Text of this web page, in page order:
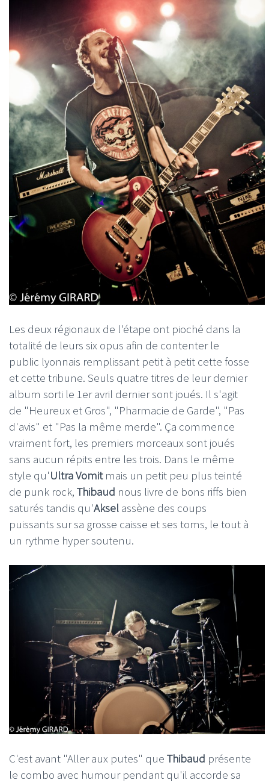
Les deux régionaux de l'étape ont pioché dans la
totalité de leurs six opus afin de contenter le
public lyonnais remplissant petit à petit cette fosse
et cette tribune. Seuls quatre titres de leur dernier
album sorti le 1er avril dernier sont joués. Il s'agit
de "Heureux et Gros", "Pharmacie de Garde", "Pas
d'avis" et "Pas la même merde". Ça commence
vraiment fort, les premiers morceaux sont joués
sans aucun répits entre les trois. Dans le même
style qu'Ultra Vomitmais un petit peu plus teinté
de punk rock, Thibaud nous livre de bons riffs bien
saturés tandis qu'Aksel assène des coups
puissants sur sa grosse caisse et ses toms, le tout à
un rythme hyper soutenu.
C'est avant "Aller aux putes" que Thibaud présente
le combo avec humour pendant qu'il accorde sa